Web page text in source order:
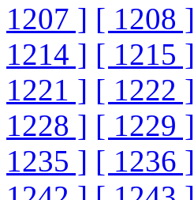
1207 ] [ 1208 ]
1214 ] [ 1215 ]
1221 ] [ 1222 ]
1228 ] [ 1229 ]
1235 ] [ 1236 ]